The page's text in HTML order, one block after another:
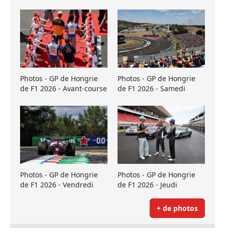
Photos - GP de Hongrie
de F1 2026 - Avant-course
Photos - GP de Hongrie
de F1 2026 - Samedi
Photos - GP de Hongrie
de F1 2026 - Vendredi
Photos - GP de Hongrie
de F1 2026 - Jeudi
+ de photos